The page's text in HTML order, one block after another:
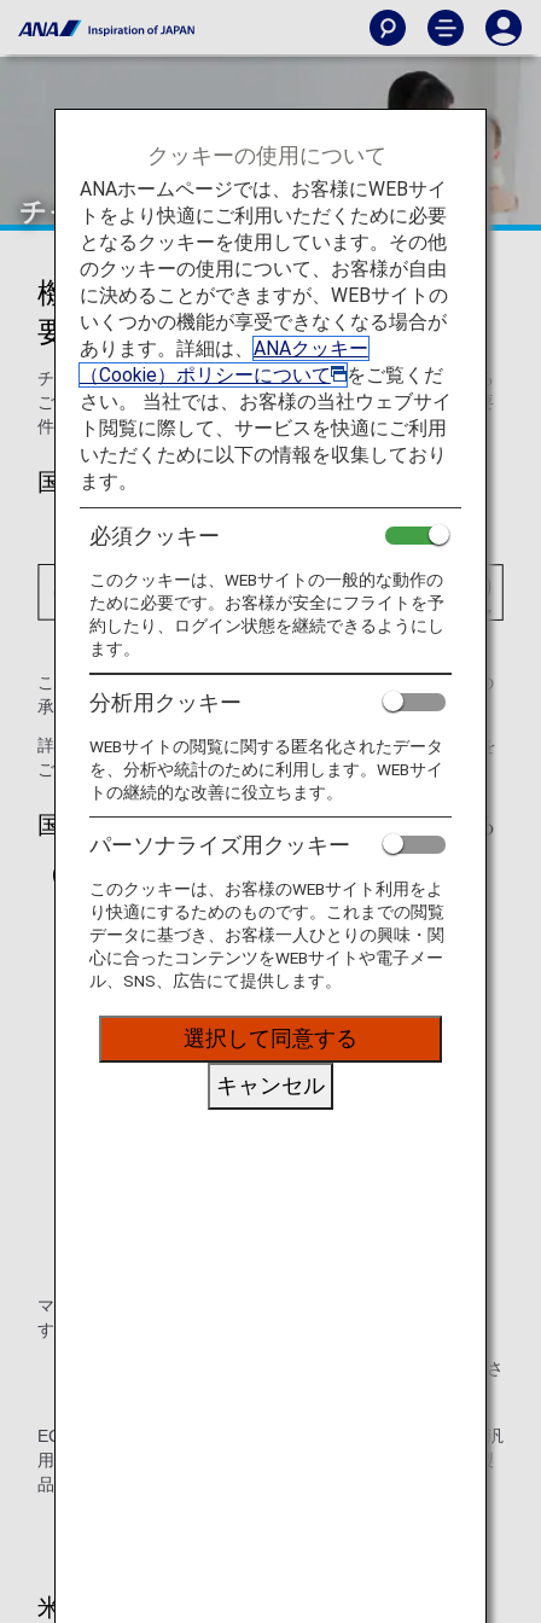
チャイルドシートについて
機内でのチャイルドシート使用の
要件
チャイルドシートを機内にお持ち込みになってご使用になる
ご予定のお客様は、チャイルドシートが以下に記載の認定要
件のうち1つを満たしていることが必要です。
国土交通省（日本）の承認済みである
この画像は、当該チャイルドシートが国土交通省（日本）の
承認済みであることを示しています。
詳細については、国土交通省（日本）
のウェブサイトを
ご確認ください。（日本語のみ）
国際連合欧州経済委員会の承認済みである
（UN/ECE）
マーク上部の記載は、ECE規則番号と改訂シリーズ番号で
す。
「ECE」または「UN」の表示があることをご確認くださ
ECE規則番号と改訂シリーズ番号の下に、「UNIVERSAL（汎
用型）」の文言、体重範囲、国番号、シリアルナンバー、製
品名が記載されています。
米国連邦自動車安全基準（FMVSS）にて
クッキーの使用について
ANAホームページでは、お客様にWEBサイ
トをより快適にご利用いただくために必要
となるクッキーを使用しています。その他
のクッキーの使用について、お客様が自由
に決めることができますが、WEBサイトの
いくつかの機能が享受できなくなる場合が
あります。詳細は、 ANAクッキー
（Cookie）ポリシーについて
をご覧くだ
さい。 当社では、お客様の当社ウェブサイ
ト閲覧に際して、サービスを快適にご利用
いただくために以下の情報を収集しており
ます。
必須クッキー
このクッキーは、WEBサイトの一般的な動作の
ために必要です。お客様が安全にフライトを予
約したり、ログイン状態を継続できるようにし
ます。
分析用クッキー
WEBサイトの閲覧に関する匿名化されたデータ
を、分析や統計のために利用します。WEBサイ
トの継続的な改善に役立ちます。
パーソナライズ用クッキー
このクッキーは、お客様のWEBサイト利用をよ
り快適にするためのものです。これまでの閲覧
データに基づき、お客様一人ひとりの興味・関
心に合ったコンテンツをWEBサイトや電子メー
ル、SNS、広告にて提供します。
選択して同意する
キャンセル